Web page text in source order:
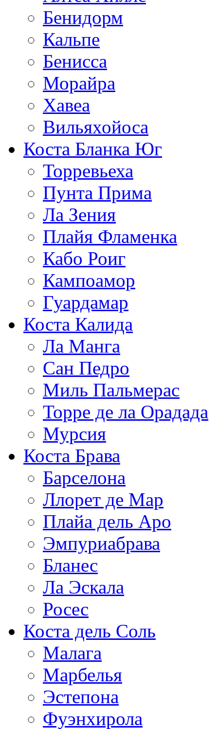
Бенидорм
Кальпе
Бенисса
Морайра
Хавеа
Вильяхойоса
Коста Бланка Юг
Торревьеха
Пунта Прима
Ла Зения
Плайя Фламенка
Кабо Роиг
Кампоамор
Гуардамар
Коста Калида
Ла Манга
Сан Педро
Миль Пальмерас
Торре де ла Орадада
Мурсия
Коста Брава
Барселона
Ллорет де Мар
Плайа дель Аро
Эмпуриабрава
Бланес
Ла Эскала
Росес
Коста дель Соль
Малага
Марбелья
Эстепона
Фуэнхирола